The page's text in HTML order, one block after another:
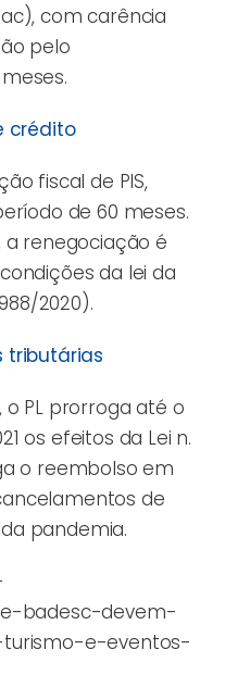
com carência
pelo
crédito
fiscal de PIS,
de 60 meses.
a renegociação é
da lei da
2020).
tributárias
PL prorroga até o
os efeitos da Lei n.
o reembolso em
de
pandemia.
badesc-devem-
e-eventos-